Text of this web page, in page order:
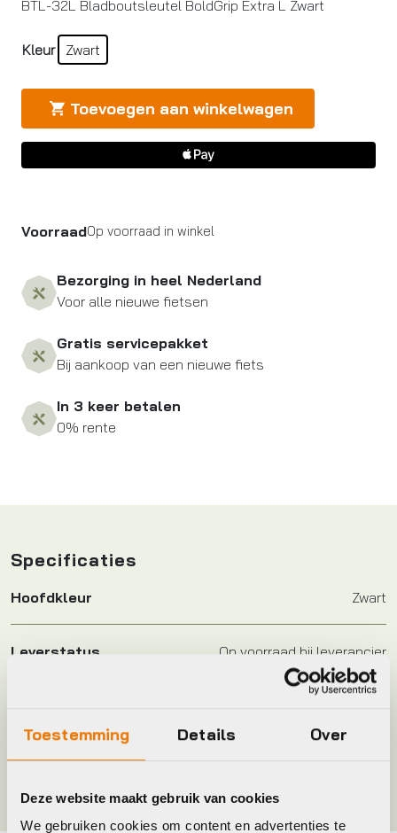
Toestemming Details Over
Deze website maakt gebruik van cookies
We gebruiken cookies om content en advertenties te
BTL-32L Bladboutsleutel BoldGrip Extra L Zwart
Kleur Zwart
Toevoegen aan winkelwagen
VoorraadOp voorraad in winkel
Bezorging in heel Nederland
Voor alle nieuwe fietsen
Gratis servicepakket
Bij aankoop van een nieuwe fiets
In 3 keer betalen
0% rente
Specificaties
Hoofdkleur Zwart
Leverstatus Op voorraad bij leverancier
Kleur